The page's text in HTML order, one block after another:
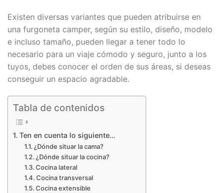
Existen diversas variantes que pueden atribuirse en
una furgoneta camper, según su estilo, diseño, modelo
e incluso tamaño, pueden llegar a tener todo lo
necesario para un viaje cómodo y seguro, junto a los
tuyos, debes conocer el orden de sus áreas, si deseas
conseguir un espacio agradable.
Tabla de contenidos
Ten en cuenta lo siguiente…
¿Dónde situar la cama?
¿Dónde situar la cocina?
Cocina lateral
Cocina transversal
Cocina extensible